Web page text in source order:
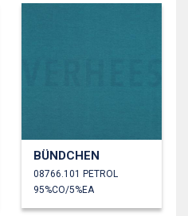
BÜNDCHEN
08766.101 PETROL
95%CO/5%EA